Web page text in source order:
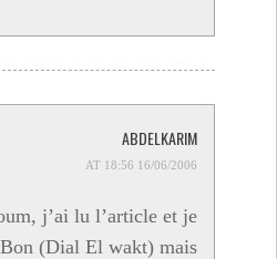
ABDELKARIM
16/06/2006 AT 18:56
j’ai lu l’article et je
(Dial El wakt) mais